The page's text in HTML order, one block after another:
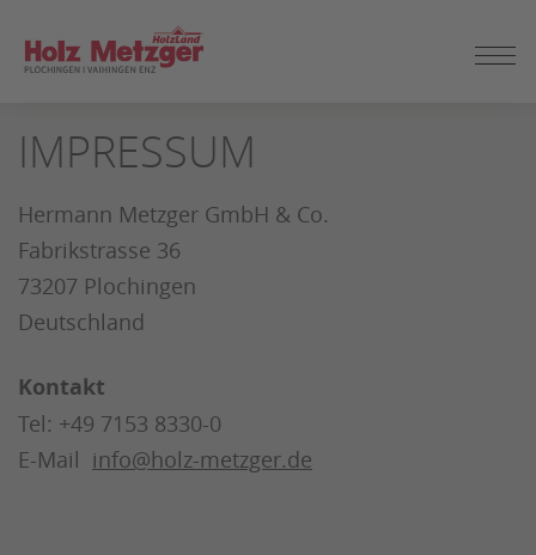
SEITENINHALT
SPRINGEN
IMPRESSUM
Hermann Metzger GmbH & Co.
Fabrikstrasse 36
73207 Plochingen
Deutschland
Kontakt
Tel: +49 7153 8330-0
E-Mail info@holz-metzger.de